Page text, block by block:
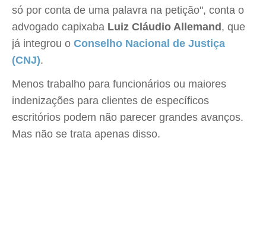
só por conta de uma palavra na petição", conta o
advogado capixaba Luiz Cláudio Allemand , que
já integrou o Conselho Nacional de Justiça
(CNJ).
Menos trabalho para funcionários ou maiores
indenizações para clientes de específicos
escritórios podem não parecer grandes avanços.
Mas não se trata apenas disso.